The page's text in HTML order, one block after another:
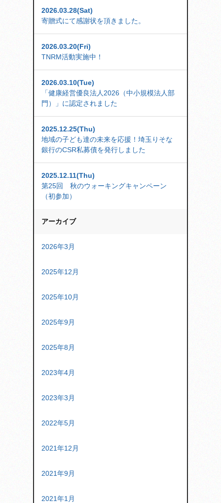
2026.03.28(Sat)
寄贈式にて感謝状を頂きました。
2026.03.20(Fri)
TNRM活動実施中！
2026.03.10(Tue)
「健康経営優良法人2026（中小規模法人部
門）」に認定されました
2025.12.25(Thu)
地域の子ども達の未来を応援！埼玉りそな
銀行のCSR私募債を発行しました
2025.12.11(Thu)
第25回 秋のウォーキングキャンペーン
（初参加）
アーカイブ
2026年3月
2025年12月
2025年10月
2025年9月
2025年8月
2023年4月
2023年3月
2022年5月
2021年12月
2021年9月
2021年1月